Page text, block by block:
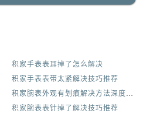
积家手表表耳掉了怎么解决
积家手表表带太紧解决技巧推荐
积家腕表外观有划痕解决方法深度解析
积家腕表表针掉了解决技巧推荐